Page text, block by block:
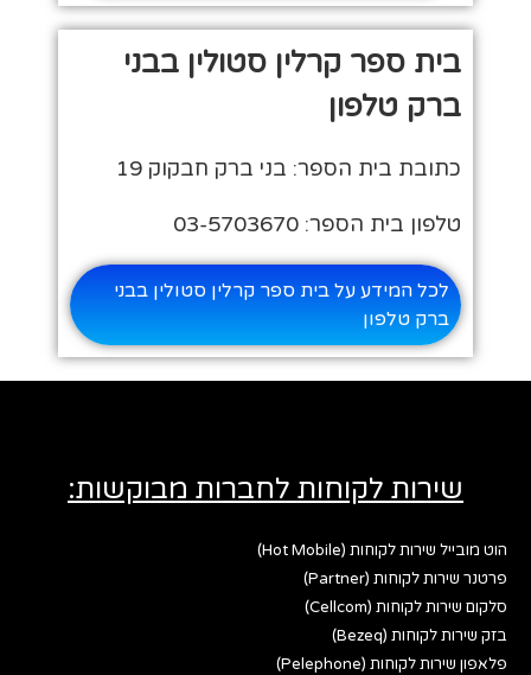
בית ספר קרלין סטולין בבני
ברק טלפון
כתובת בית הספר: בני ברק חבקוק 19
טלפון בית הספר: 03-5703670
לכל המידע על בית ספר קרלין סטולין בבני
ברק טלפון
שירות לקוחות לחברות מבוקשות:
הוט מובייל שירות לקוחות (Hot Mobile)
פרטנר שירות לקוחות (Partner)
סלקום שירות לקוחות (Cellcom)
בזק שירות לקוחות (Bezeq)
פלאפון שירות לקוחות (Pelephone)